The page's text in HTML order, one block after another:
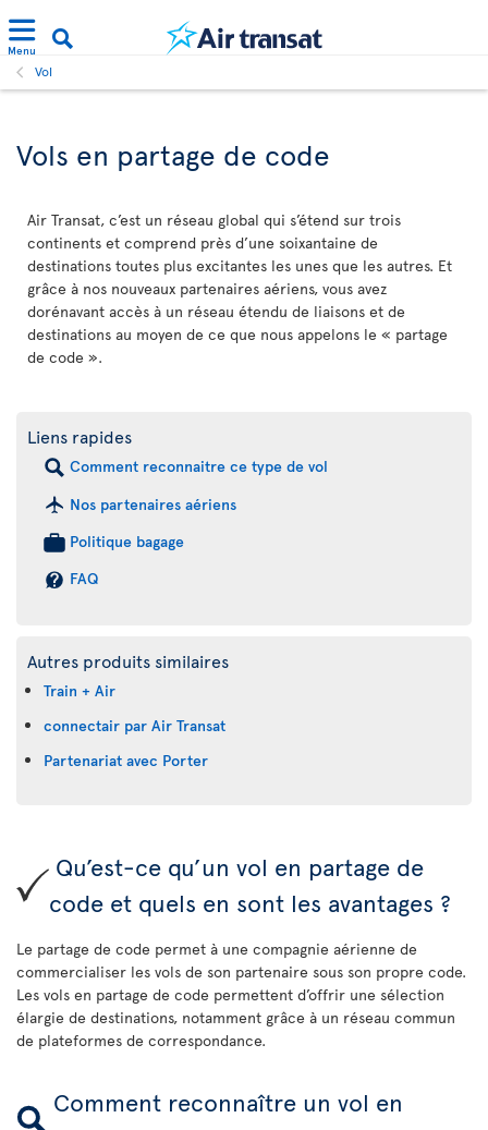
Menu
Vol
Vols en partage de code
Air Transat, c’est un réseau global qui s’étend sur trois
continents et comprend près d’une soixantaine de
destinations toutes plus excitantes les unes que les autres. Et
grâce à nos nouveaux partenaires aériens, vous avez
dorénavant accès à un réseau étendu de liaisons et de
destinations au moyen de ce que nous appelons le « partage
de code ».
Liens rapides
Comment reconnaitre ce type de vol
Nos partenaires aériens
Politique bagage
FAQ
Autres produits similaires
Train + Air
connectair par Air Transat
Partenariat avec Porter
Qu’est-ce qu’un vol en partage de
code et quels en sont les avantages ?
Le partage de code permet à une compagnie aérienne de
commercialiser les vols de son partenaire sous son propre code.
Les vols en partage de code permettent d’offrir une sélection
élargie de destinations, notamment grâce à un réseau commun
de plateformes de correspondance.
Comment reconnaître un vol en